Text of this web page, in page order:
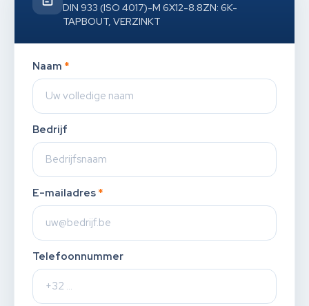
DIN 933 (ISO 4017)-M 6X12-8.8ZN: 6K-
TAPBOUT, VERZINKT
Naam *
Bedrijf
E-mailadres *
Telefoonnummer